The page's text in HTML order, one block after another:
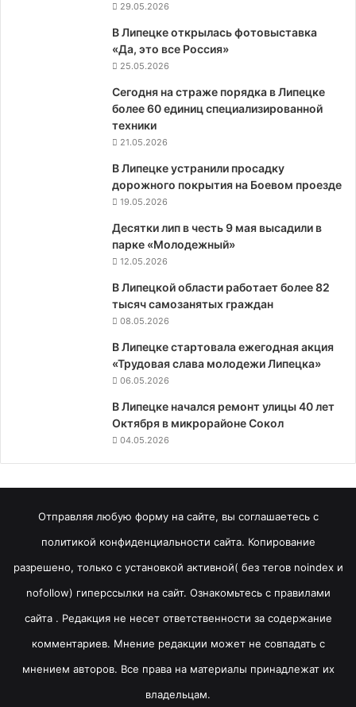
29.05.2026
В Липецке открылась фотовыставка
«Да, это все Россия»
25.05.2026
Сегодня на страже порядка в Липецке
более 60 единиц специализированной
техники
21.05.2026
В Липецке устранили просадку
дорожного покрытия на Боевом проезде
19.05.2026
Десятки лип в честь 9 мая высадили в
парке «Молодежный»
12.05.2026
В Липецкой области работает более 82
тысяч самозанятых граждан
08.05.2026
В Липецке стартовала ежегодная акция
«Трудовая слава молодежи Липецка»
06.05.2026
В Липецке начался ремонт улицы 40 лет
Октября в микрорайоне Сокол
04.05.2026
Отправляя любую форму на сайте, вы соглашаетесь с
политикой конфиденциальности сайта. Копирование
разрешено, только с установкой активной( без тегов noindex и
nofollow) гиперссылки на сайт. Ознакомьтесь с правилами
сайта . Редакция не несет ответственности за содержание
комментариев. Мнение редакции может не совпадать с
мнением авторов. Все права на материалы принадлежат их
владельцам.